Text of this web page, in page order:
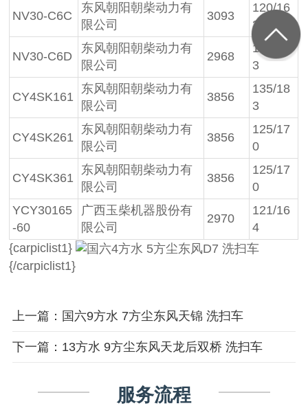
NV30-C6C
东风朝阳朝柴动力有
限公司
3093
120/16
3
NV30-C6D
东风朝阳朝柴动力有
限公司
2968
120/16
3
CY4SK161
东风朝阳朝柴动力有
限公司
3856
135/18
3
CY4SK261
东风朝阳朝柴动力有
限公司
3856
125/17
0
CY4SK361
东风朝阳朝柴动力有
限公司
3856
125/17
0
YCY30165
-60
广西玉柴机器股份有
限公司
2970
121/16
4
{carpiclist1}
{/carpiclist1}
上一篇：国六9方水 7方尘东风天锦 洗扫车
下一篇：13方水 9方尘东风天龙后双桥 洗扫车
服务流程